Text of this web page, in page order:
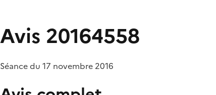
Avis 20164558
Séance du 17 novembre 2016